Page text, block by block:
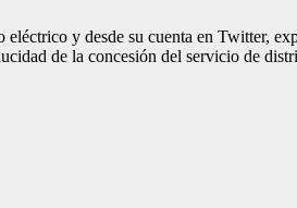
y desde su cuenta en Twitter,
de la concesión del servicio de